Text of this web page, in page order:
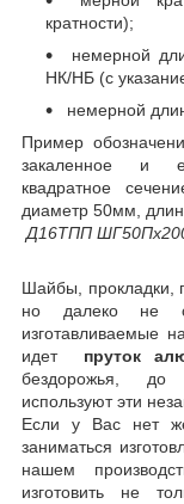
кратности);
немерной
НК/НБ (с
немерной
Пример
закаленное и
квадратное
диаметр 50мм,
Д16ТПП
Шайбы, прокладки,
но далеко не
изготавливаемые
идет пруток
бездорожья, до
используют эти
Если у Вас нет
заниматься
нашем
изготовить не